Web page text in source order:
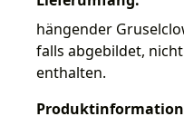
hängender
falls abgebildet,
enthalten.